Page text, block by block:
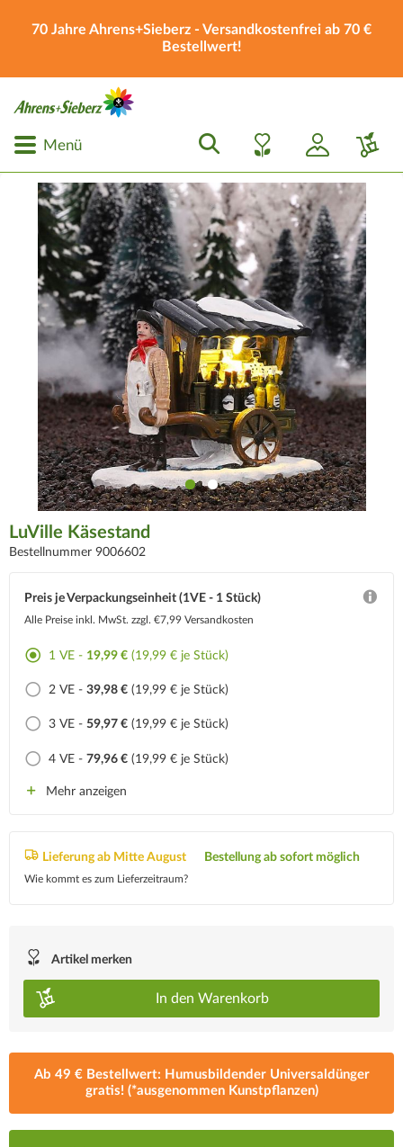
70 Jahre Ahrens+Sieberz - Versandkostenfrei ab 70 €
Bestellwert!
Menü
LuVille Käsestand
Bestellnummer 9006602
Preis je Verpackungseinheit (1VE - 1 Stück)
Alle Preise inkl. MwSt. zzgl. €7,99 Versandkosten
1 VE - 19,99 € (19,99 € je Stück)
2 VE - 39,98 € (19,99 € je Stück)
3 VE - 59,97 € (19,99 € je Stück)
4 VE - 79,96 € (19,99 € je Stück)
Mehr anzeigen
Lieferung ab Mitte August
Wie kommt es zum Lieferzeitraum?
Bestellung ab sofort möglich
Artikel merken
In den Warenkorb
Ab 49 € Bestellwert: Humusbildender Universaldünger
gratis! (*ausgenommen Kunstpflanzen)